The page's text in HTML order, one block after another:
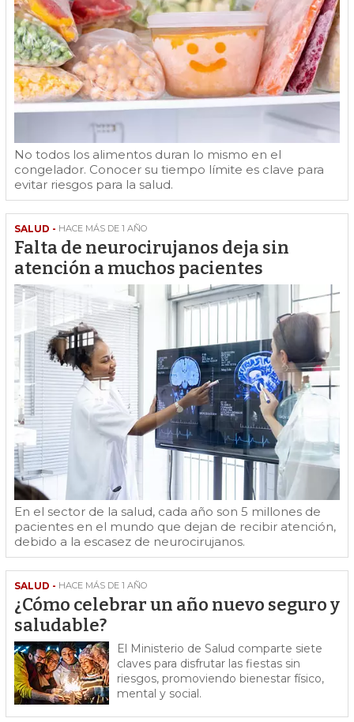
No todos los alimentos duran lo mismo en el
congelador. Conocer su tiempo límite es clave para
evitar riesgos para la salud.
SALUD - HACE MÁS DE 1 AÑO
Falta de neurocirujanos deja sin
atención a muchos pacientes
En el sector de la salud, cada año son 5 millones de
pacientes en el mundo que dejan de recibir atención,
debido a la escasez de neurocirujanos.
SALUD - HACE MÁS DE 1 AÑO
¿Cómo celebrar un año nuevo seguro y
saludable?
El Ministerio de Salud comparte siete
claves para disfrutar las fiestas sin
riesgos, promoviendo bienestar físico,
mental y social.